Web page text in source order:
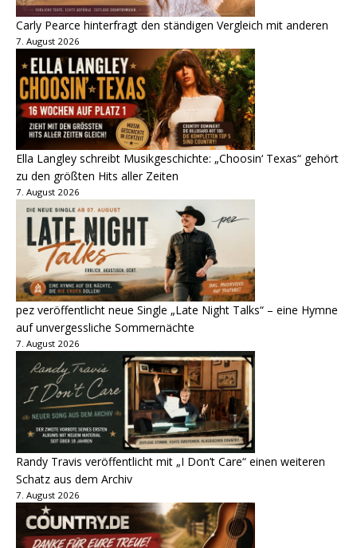
Carly Pearce hinterfragt den ständigen Vergleich mit anderen
7. August 2026
Ella Langley schreibt Musikgeschichte: „Choosin‘ Texas“ gehört
zu den größten Hits aller Zeiten
7. August 2026
pez veröffentlicht neue Single „Late Night Talks“ – eine Hymne
auf unvergessliche Sommernächte
7. August 2026
Randy Travis veröffentlicht mit „I Don’t Care“ einen weiteren
Schatz aus dem Archiv
7. August 2026